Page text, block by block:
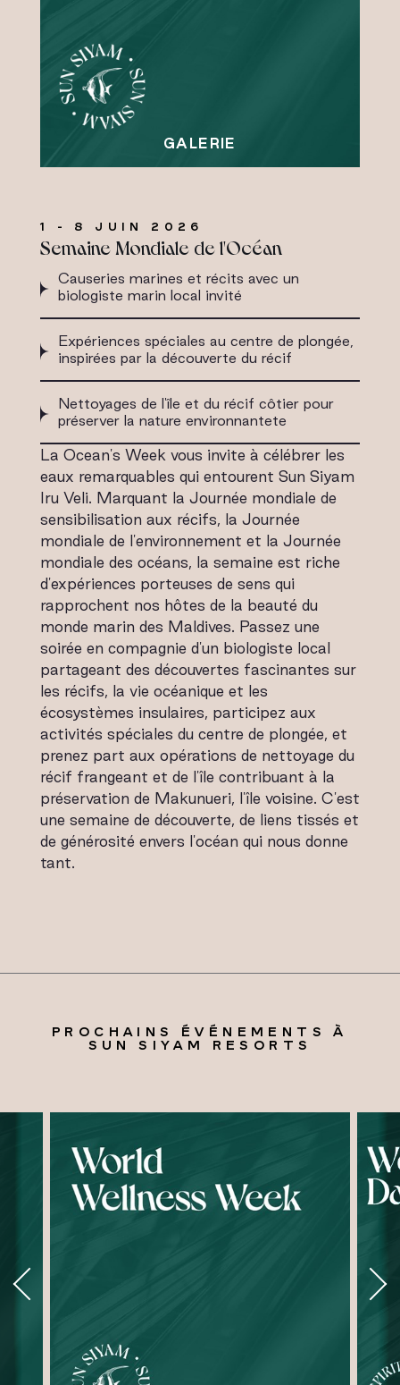
1 - 8 JUIN 2026
Semaine Mondiale de l'Océan
Causeries marines et récits avec un
biologiste marin local invité
Expériences spéciales au centre de plongée,
inspirées par la découverte du récif
Nettoyages de l'île et du récif côtier pour
préserver la nature environnantete
La Ocean's Week vous invite à célébrer les
eaux remarquables qui entourent Sun Siyam
Iru Veli. Marquant la Journée mondiale de
sensibilisation aux récifs, la Journée
mondiale de l'environnement et la Journée
mondiale des océans, la semaine est riche
d'expériences porteuses de sens qui
rapprochent nos hôtes de la beauté du
monde marin des Maldives. Passez une
soirée en compagnie d'un biologiste local
partageant des découvertes fascinantes sur
les récifs, la vie océanique et les
écosystèmes insulaires, participez aux
activités spéciales du centre de plongée, et
prenez part aux opérations de nettoyage du
récif frangeant et de l'île contribuant à la
préservation de Makunueri, l'île voisine. C'est
une semaine de découverte, de liens tissés et
de générosité envers l'océan qui nous donne
tant.
PROCHAINS ÉVÉNEMENTS À
SUN SIYAM RESORTS